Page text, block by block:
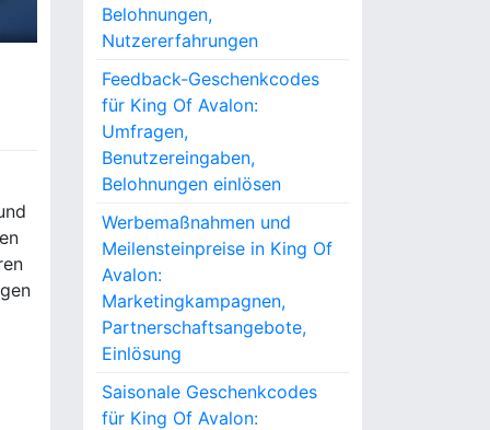
oBelohnungen,
Nutzererfahrungen
Feedback-Geschenkcodes
für King Of Avalon:
Umfragen,
Benutzereingaben,
Belohnungen einlösen
Werbemaßnahmen und
Meilensteinpreise in King Of
Avalon:
Marketingkampagnen,
Partnerschaftsangebote,
Einlösung
Saisonale Geschenkcodes
für King Of Avalon: